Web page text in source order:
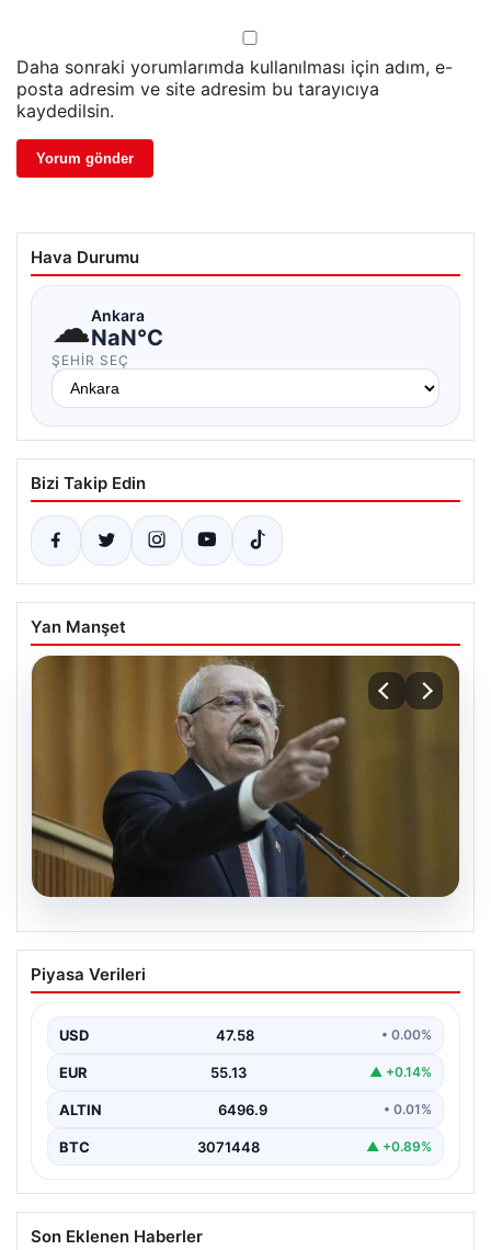
Daha sonraki yorumlarımda kullanılması için adım, e-
posta adresim ve site adresim bu tarayıcıya
kaydedilsin.
Hava Durumu
☁Ankara
NaN°C
ŞEHIR SEÇ
Bizi Takip Edin
Yan Manşet
Kılıçdaroğlu: Hesap sormaktan da
vermekten de çekinmeyiz
de çekinmeyiz”, “content”: “ Cumhuriyet Halk Partisi
(CHP)…
Piyasa Verileri
USD 47.58 • 0.00%
EUR 55.13 ▲ +0.14%
ALTIN 6496.9 • 0.01%
BTC 3071448 ▲ +0.89%
Son Eklenen Haberler